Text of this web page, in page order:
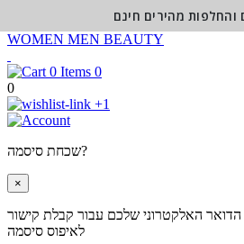
WOMEN MEN BEAUTY
0
0
+1
שכחת סיסמה?
×
הדואר האלקטרוני שלכם עבור קבלת קישור
לאיפוס סיסמה
והחלפות מהירים חינם